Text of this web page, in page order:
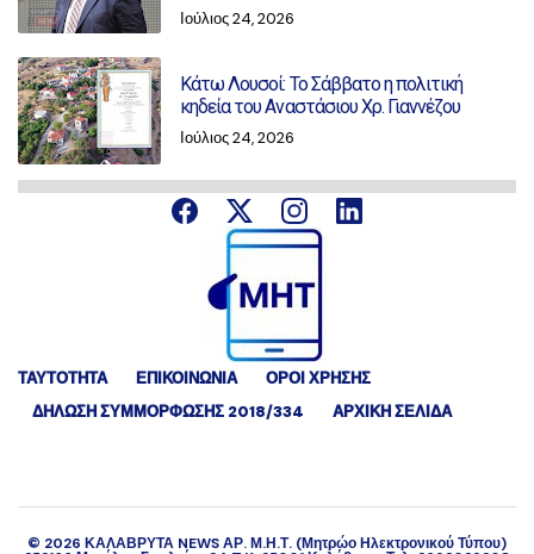
Ιούλιος 24, 2026
Κάτω Λουσοί: Το Σάββατο η πολιτική
κηδεία του Αναστάσιου Χρ. Γιαννέζου
Ιούλιος 24, 2026
ΤΑΥΤΟΤΗΤΑ ΕΠΙΚΟΙΝΩΝΙΑ
ΟΡΟΙ ΧΡΗΣΗΣ
ΔΉΛΩΣΗ ΣΥΜΜΌΡΦΩΣΗΣ 2018/334
ΑΡΧΙΚΗ ΣΕΛΙΔΑ
© 2026 ΚΑΛΑΒΡΥΤΑ NEWS ΑΡ. Μ.Η.Τ. (Μητρώο Ηλεκτρονικού Τύπου)